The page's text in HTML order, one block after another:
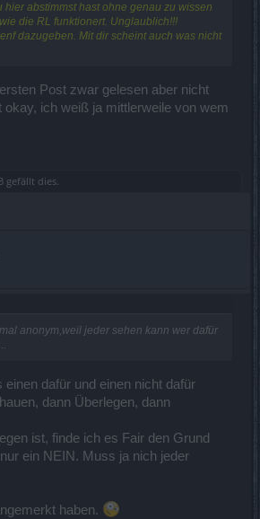
hier abstimmst hast ohne genau zu wissen
die RL funktionert. Unglaublich!!!
dazugeben. Mit dir scheint auch was nicht
Post zwar gelesen aber nicht
okay, ich weiß ja mittlerweile von wem
gefällt dies.
anonym,weil jeder sehen kann wer dafür
einen dafür und einen nicht dafür
dann Überlegen, dann
ist, finde ich es Fair den Grund
ein NEIN. Muss ja nich jeder
haben.